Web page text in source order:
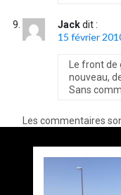
Jack dit :
15 février
Le front de
nouveau,
Sans
Les commentaires